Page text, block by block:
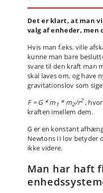
Det er klart, at man
valg af enheder, men
Hvis man f.eks. ville
kunne man bare
svare til den kraft man
skal laves om, og have
gravitationslov som
F = G * m1 * m2/r2, hvor
kraften imellem dem.
G er en konstant
Newtons II lov betyder
ikke videre.
Man har haft